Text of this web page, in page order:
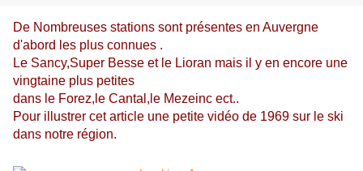
De Nombreuses stations sont présentes en Auvergne
d'abord les plus connues .
Le Sancy,Super Besse et le Lioran mais il y en encore une
vingtaine plus petites
dans le Forez,le Cantal,le Mezeinc ect..
Pour illustrer cet article une petite vidéo de 1969 sur le ski
dans notre région.